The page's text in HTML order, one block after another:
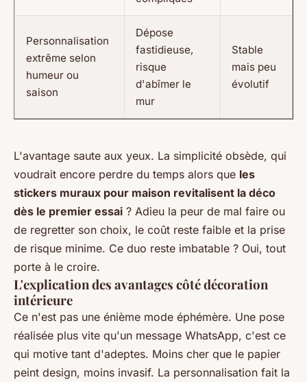
Personnalisation
extrême selon
humeur ou
saison
Dépose
fastidieuse,
risque
d'abîmer le
mur
Stable
mais peu
évolutif
L'avantage saute aux yeux. La simplicité obsède, qui
voudrait encore perdre du temps alors que les
stickers muraux pour maison revitalisent la déco
dès le premier essai ? Adieu la peur de mal faire ou
de regretter son choix, le coût reste faible et la prise
de risque minime. Ce duo reste imbatable ? Oui, tout
porte à le croire.
L'explication des avantages côté décoration
intérieure
Ce n'est pas une énième mode éphémère. Une pose
réalisée plus vite qu'un message WhatsApp, c'est ce
qui motive tant d'adeptes. Moins cher que le papier
peint design, moins invasif. La personnalisation fait la